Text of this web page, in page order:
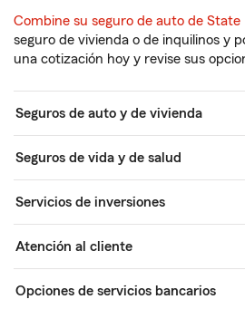
Combine su seguro de auto de State
seguro de vivienda o de inquilinos y
una cotización hoy y revise sus
Seguros de auto y de vivienda
Seguros de vida y de salud
Servicios de inversiones
Atención al cliente
Opciones de servicios bancarios